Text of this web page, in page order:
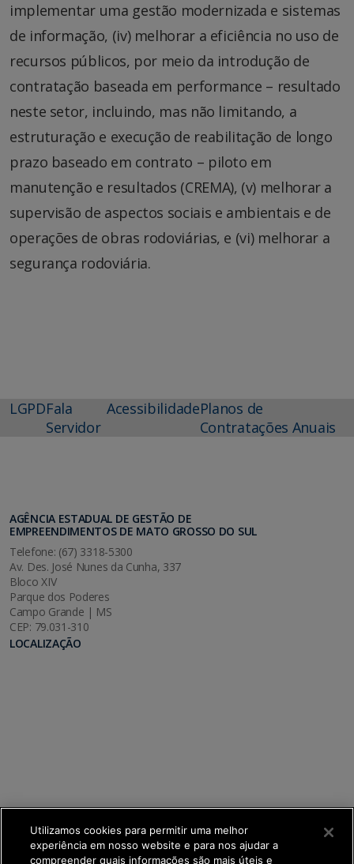
implementar uma gestão modernizada e sistemas
de informação, (iv) melhorar a eficiência no uso de
recursos públicos, por meio da introdução de
contratação baseada em performance – resultado
neste setor, incluindo, mas não limitando, a
estruturação e execução de reabilitação de longo
prazo baseado em contrato – piloto em
manutenção e resultados (CREMA), (v) melhorar a
supervisão de aspectos sociais e ambientais e de
operações de obras rodoviárias, e (vi) melhorar a
segurança rodoviária.
LGPDFala
Servidor
AcessibilidadePlanos de
Contratações Anuais
AGÊNCIA ESTADUAL DE GESTÃO DE
EMPREENDIMENTOS DE MATO GROSSO DO SUL
Telefone: (67) 3318-5300
Av. Des. José Nunes da Cunha, 337
Bloco XIV
Parque dos Poderes
Campo Grande | MS
CEP: 79.031-310
LOCALIZAÇÃO
Utilizamos cookies para permitir uma melhor
experiência em nosso website e para nos ajudar a
compreender quais informações são mais úteis e